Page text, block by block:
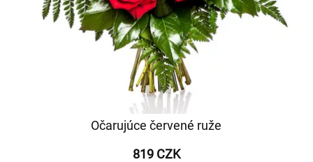
Očarujúce červené ruže
819 CZK